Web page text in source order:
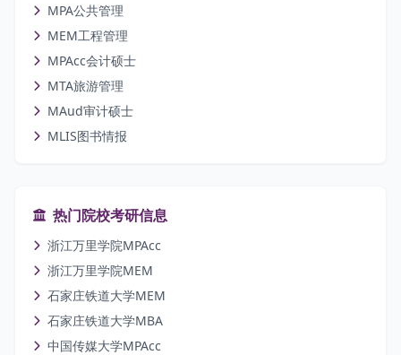
MPA公共管理
MEM工程管理
MPAcc会计硕士
MTA旅游管理
MAud审计硕士
MLIS图书情报
热门院校考研信息
浙江万里学院MPAcc
浙江万里学院MEM
石家庄铁道大学MEM
石家庄铁道大学MBA
中国传媒大学MPAcc